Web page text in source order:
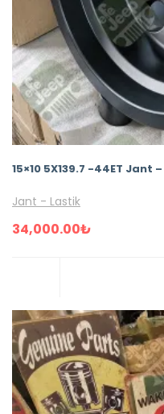
Jant - Lastik
34,000.00₺